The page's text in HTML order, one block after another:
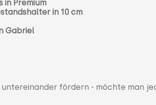
Premium
in 10 cm
Gabriel
fördern - möchte man